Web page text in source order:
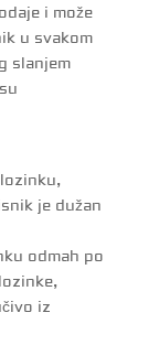
i može
u svakom
slanjem
je dužan
odmah po
iz